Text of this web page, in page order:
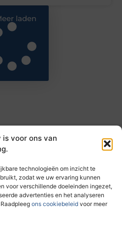
is voor ons van
technologieën om inzicht te
zodat we uw ervaring kunnen
voor verschillende doeleinden ingezet,
advertenties en het analyseren
ons cookiebeleid voor meer
laden
inzichten op taec.nl
en praktische tips die